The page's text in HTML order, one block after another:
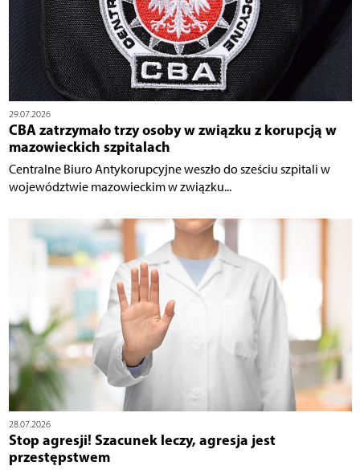
29.07.2026
CBA zatrzymało trzy osoby w związku z korupcją w
mazowieckich szpitalach
Centralne Biuro Antykorupcyjne weszło do sześciu szpitali w
województwie mazowieckim w związku...
28.07.2026
Stop agresji! Szacunek leczy, agresja jest
przestępstwem